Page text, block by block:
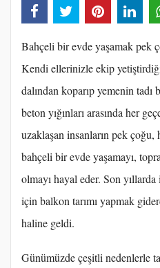
Bahçeli bir evde yaşamak pek
Kendi ellerinizle ekip
dalından koparıp yemenin
beton yığınları arasında her
uzaklaşan insanların pek
bahçeli bir evde yaşamayı,
olmayı hayal eder. Son
için balkon tarımı yapmak
haline geldi.
Günümüzde çeşitli nedenlerle